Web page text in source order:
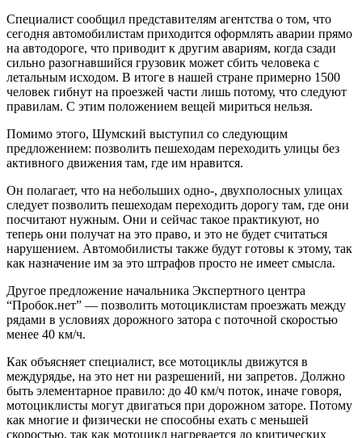
Специалист сообщил представителям агентства о том, что
сегодня автомобилистам приходится оформлять аварии прямо
на автодороге, что приводит к другим авариям, когда сзади
сильно разогнавшийся грузовик может сбить человека с
летальным исходом. В итоге в нашей стране примерно 1500
человек гибнут на проезжей части лишь потому, что следуют
правилам. С этим положением вещей мириться нельзя.
Помимо этого, Шумский выступил со следующим
предложением: позволить пешеходам переходить улицы без
активного движения там, где им нравится.
Он полагает, что на небольших одно-, двухполосных улицах
следует позволить пешеходам переходить дорогу там, где они
посчитают нужным. Они и сейчас такое практикуют, но
теперь они получат на это право, и это не будет считаться
нарушением. Автомобилисты также будут готовы к этому, так
как назначение им за это штрафов просто не имеет смысла.
Другое предложение начальника Экспертного центра
“Пробок.нет” — позволить мотоциклистам проезжать между
рядами в условиях дорожного затора с поточной скоростью
менее 40 км/ч.
Как объясняет специалист, все мотоциклы движутся в
междурядье, на это нет ни разрешений, ни запретов. Должно
быть элементарное правило: до 40 км/ч поток, иначе говоря,
мотоциклисты могут двигаться при дорожном заторе. Потому
как многие и физически не способны ехать с меньшей
скоростью, так как мотоцикл нагревается до критических